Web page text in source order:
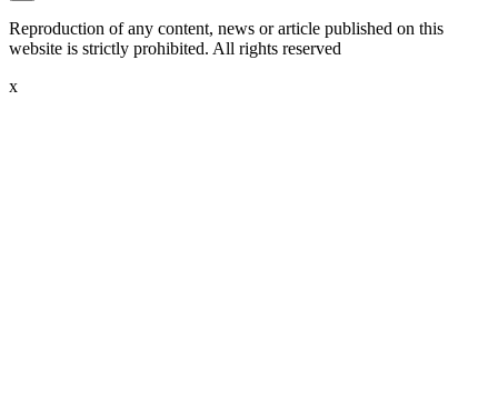
Reproduction of any content, news or article published on this
website is strictly prohibited. All rights reserved
x